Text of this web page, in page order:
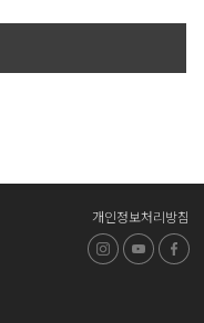
개인정보처리방침
인스타그램
유튜브페